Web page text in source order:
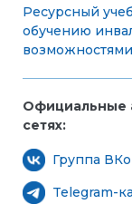
Ресурсный
обучению
Официальные
сетях:
Группа
Telegram-